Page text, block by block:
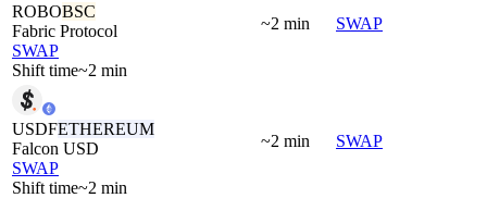
ROBOBSC
Fabric Protocol
SWAP
Shift time~2 min
~2 min SWAP
USDFETHEREUM
Falcon USD
SWAP
Shift time~2 min
~2 min SWAP